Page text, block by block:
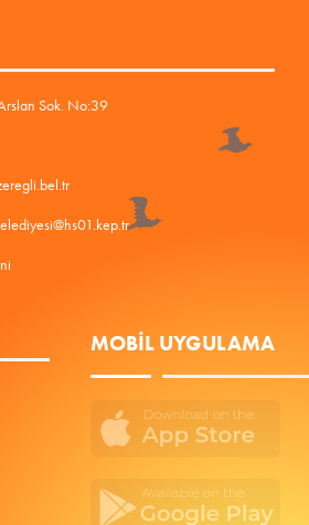
Sok. No:39
MOBIL UYGULAMA